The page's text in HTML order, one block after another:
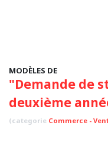
MODÈLES DE
"Demande de
deuxième
(categorie Commerce -